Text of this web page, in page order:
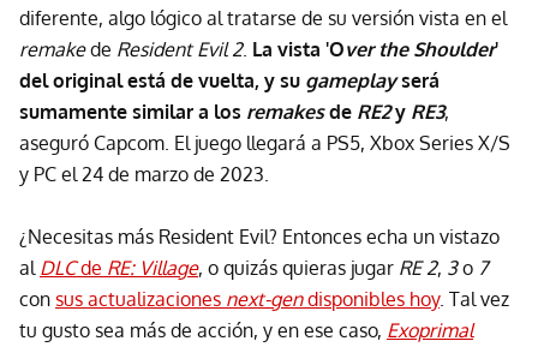
diferente, algo lógico al tratarse de su versión vista en el
remakede Resident Evil 2. La vista 'Over the Shoulder'
del original está de vuelta, y su gameplayserá
sumamente similar a los remakesde RE2y RE3,
aseguró Capcom. El juego llegará a PS5, Xbox Series X/S
y PC el 24 de marzo de 2023.
¿Necesitas más Resident Evil? Entonces echa un vistazo
al DLCde RE: Village, o quizás quieras jugar RE 2, 3o 7
con sus actualizaciones next-gendisponibles hoy. Tal vez
tu gusto sea más de acción, y en ese caso, Exoprimal